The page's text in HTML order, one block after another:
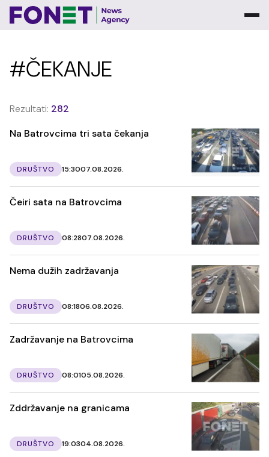
#ČEKANJE
Rezultati: 282
Na Batrovcima tri sata čekanja
DRUŠTVO 15:3007.08.2026.
Čeiri sata na Batrovcima
DRUŠTVO 08:2807.08.2026.
Nema dužih zadržavanja
DRUŠTVO 08:1806.08.2026.
Zadržavanje na Batrovcima
DRUŠTVO 08:0105.08.2026.
Zddržavanje na granicama
DRUŠTVO 19:0304.08.2026.